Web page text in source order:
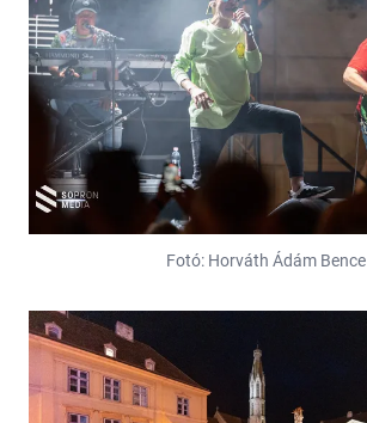
Fotó: Horváth Ádám Bence